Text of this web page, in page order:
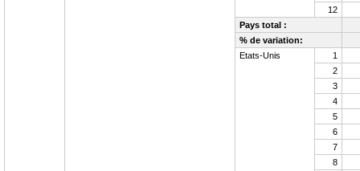
12
Pays total :
% de variation:
Etats-Unis
1
2
3
4
5
6
7
8